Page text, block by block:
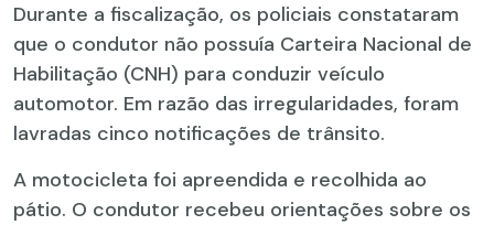
Durante a fiscalização, os policiais constataram
que o condutor não possuía Carteira Nacional de
Habilitação (CNH) para conduzir veículo
automotor. Em razão das irregularidades, foram
lavradas cinco notificações de trânsito.
A motocicleta foi apreendida e recolhida ao
pátio. O condutor recebeu orientações sobre os